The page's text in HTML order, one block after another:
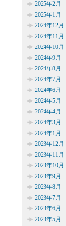
2025年2月
2025年1月
2024年12月
2024年11月
2024年10月
2024年9月
2024年8月
2024年7月
2024年6月
2024年5月
2024年4月
2024年3月
2024年1月
2023年12月
2023年11月
2023年10月
2023年9月
2023年8月
2023年7月
2023年6月
2023年5月